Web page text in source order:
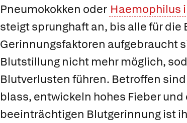
Pneumokokken oder Haemophilus
steigt sprunghaft an, bis alle für
Gerinnungsfaktoren aufgebraucht
Blutstillung nicht mehr möglich,
Blutverlusten führen. Betroffen
blass, entwickeln hohes Fieber
beeinträchtigen Blutgerinnung ist